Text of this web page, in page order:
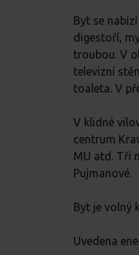
Byt se
digestoří,
troubou. V
televizní
toaleta. V
V klidné
centrum
MU atd. Tři
Pujmanové.
Byt je volný
Uvedena